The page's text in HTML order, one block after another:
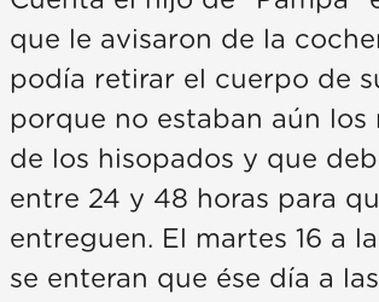
que le avisaron de la
podía retirar el cuerpo de
porque no estaban aún los
de los hisopados y que
entre 24 y 48 horas para
entreguen. El martes 16 a
se enteran que ése día a